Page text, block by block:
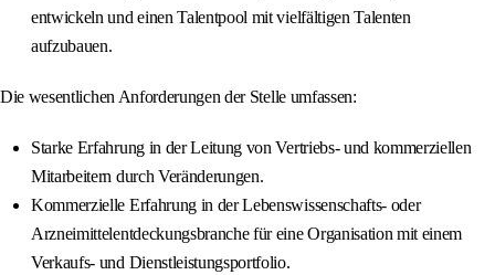
entwickeln und einen Talentpool mit vielfältigen Talenten
aufzubauen.
Die wesentlichen Anforderungen der Stelle umfassen:
Starke Erfahrung in der Leitung von Vertriebs- und kommerziellen
Mitarbeitern durch Veränderungen.
Kommerzielle Erfahrung in der Lebenswissenschafts- oder
Arzneimittelentdeckungsbranche für eine Organisation mit einem
Verkaufs- und Dienstleistungsportfolio.